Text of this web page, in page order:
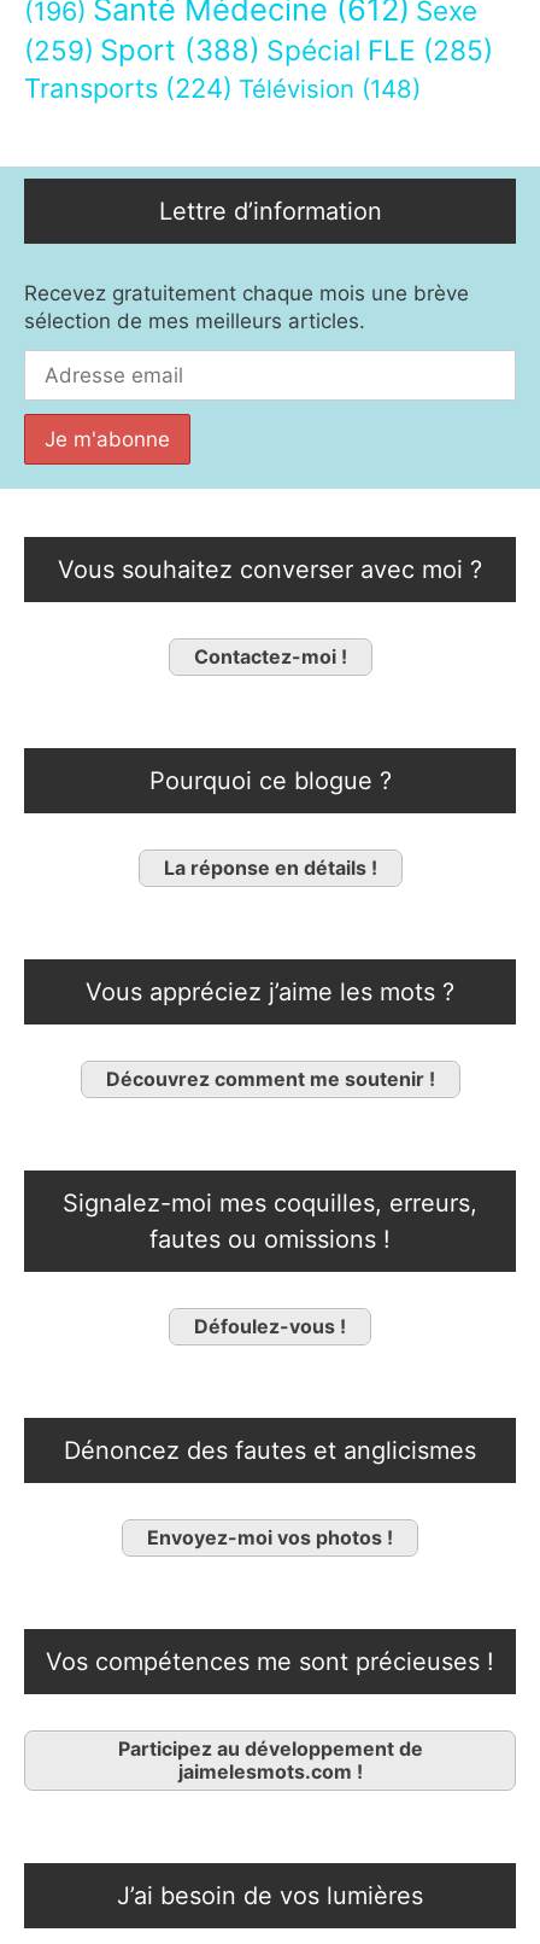
(196) Santé Médecine (612) Sexe
(259) Sport (388) Spécial FLE (285)
Transports (224) Télévision (148)
Lettre d’information
Recevez gratuitement chaque mois une brève
sélection de mes meilleurs articles.
Vous souhaitez converser avec moi ?
Contactez-moi !
Pourquoi ce blogue ?
La réponse en détails !
Vous appréciez j’aime les mots ?
Découvrez comment me soutenir !
Signalez-moi mes coquilles, erreurs,
fautes ou omissions !
Défoulez-vous !
Dénoncez des fautes et anglicismes
Envoyez-moi vos photos !
Vos compétences me sont précieuses !
Participez au développement de
jaimelesmots.com !
J’ai besoin de vos lumières